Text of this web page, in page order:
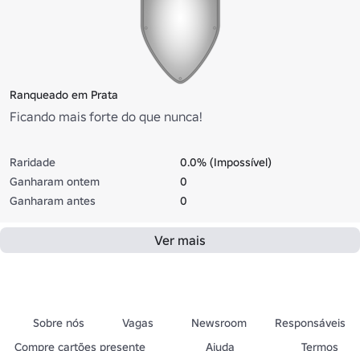
Ranqueado em Prata
Ficando mais forte do que nunca!
Raridade
0.0% (Impossível)
Ganharam ontem
0
Ganharam antes
0
Ver mais
Sobre nós Vagas Newsroom
Responsáveis
Compre cartões presente
Ajuda Termos